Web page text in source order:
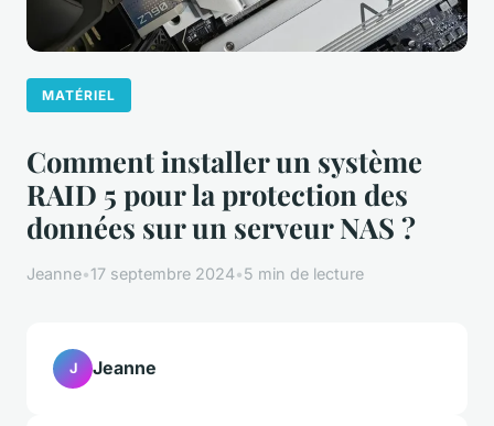
MATÉRIEL
Comment installer un système
RAID 5 pour la protection des
données sur un serveur NAS ?
Jeanne•17 septembre 2024•5 min de lecture
J Jeanne